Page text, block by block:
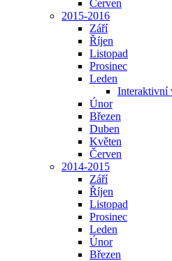
Červen
2015-2016
Září
Říjen
Listopad
Prosinec
Leden
Interaktivní
Únor
Březen
Duben
Květen
Červen
2014-2015
Září
Říjen
Listopad
Prosinec
Leden
Únor
Březen